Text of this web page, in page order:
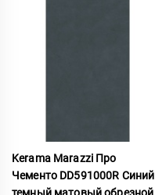
Kerama Marazzi Про
Чементо DD591000R Синий